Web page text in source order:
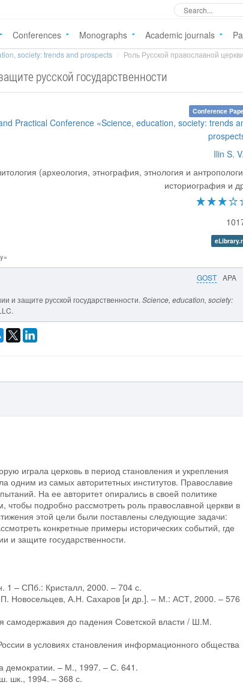
Conferences Monographs Academic journals
society: trends and prospects Роль Русской православной
русской государственности
Conference
Practical Conference «Science, education, society: trends
Ilin S. V.
(археология, этнография, этнология и
историография и
GOST APA
и защите русской государственности. Science, education, society:
играла церковь в период становления и укрепления
одним из самых авторитетных институтов. Православие
На ее авторитет опирались в своей политике
подробно рассмотреть роль православной церкви в
этой цели были поставлены следующие задачи:
конкретные примеры исторических событий, где
и защите государственности.
1 – СПб.: Кристалл, 2000. – 704 с.
Новосельцев, А.Н. Сахаров [и др.]. – М.: АСТ, 2000. – 576
самодержавия до падения Советской власти / Ш.М.
в условиях становления информационного общества
демократии. – М., 1997. – С. 641.
шк., 1994. – 368 с.